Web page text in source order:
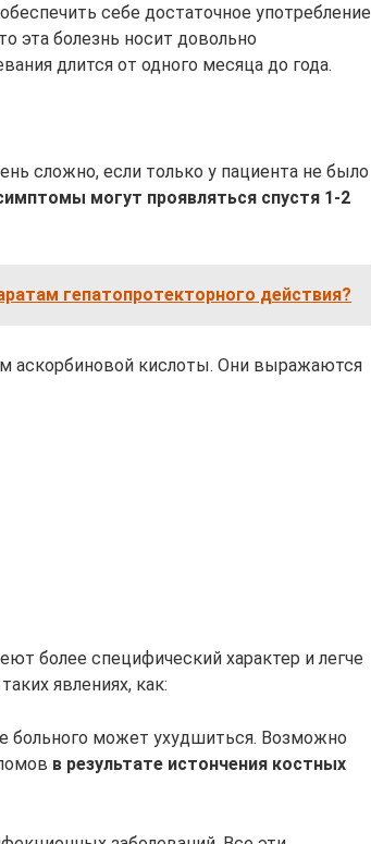
себе достаточное употребление
эта болезнь носит довольно
длится от одного месяца до года.
сложно, если только у пациента не было
могут проявляться спустя 1-2
гепатопротекторного действия?
аскорбиновой кислоты. Они выражаются
более специфический характер и легче
явлениях, как:
больного может ухудшиться. Возможно
в результате истончения костных